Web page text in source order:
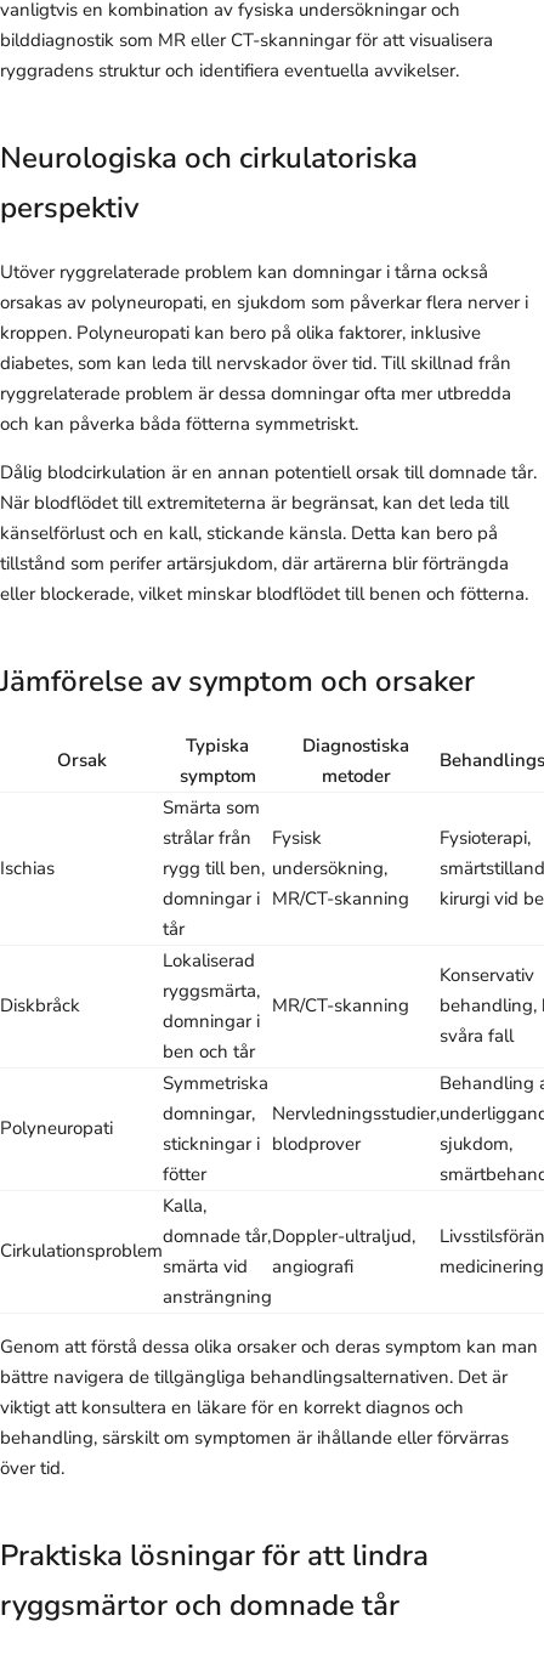
vanligtvis en kombination av fysiska undersökningar och
bilddiagnostik som MR eller CT-skanningar för att visualisera
ryggradens struktur och identifiera eventuella avvikelser.
Neurologiska och cirkulatoriska
perspektiv
Utöver ryggrelaterade problem kan domningar i tårna också
orsakas av polyneuropati, en sjukdom som påverkar flera nerver i
kroppen. Polyneuropati kan bero på olika faktorer, inklusive
diabetes, som kan leda till nervskador över tid. Till skillnad från
ryggrelaterade problem är dessa domningar ofta mer utbredda
och kan påverka båda fötterna symmetriskt.
Dålig blodcirkulation är en annan potentiell orsak till domnade tår.
När blodflödet till extremiteterna är begränsat, kan det leda till
känselförlust och en kall, stickande känsla. Detta kan bero på
tillstånd som perifer artärsjukdom, där artärerna blir förträngda
eller blockerade, vilket minskar blodflödet till benen och fötterna.
Jämförelse av symptom och orsaker
Orsak
Typiska
symptom
Diagnostiska
metoder
Ischias
Smärta som
strålar från
rygg till ben,
domningar i
tår
Fysisk
undersökning,
MR/CT-skanning
Fysioterapi,
kirurgi vid
Diskbråck
Lokaliserad
ryggsmärta,
domningar i
ben och tår
MR/CT-skanning
Konservativ
behandling,
svåra fall
Polyneuropati
Symmetriska
domningar,
stickningar i
fötter
Nervledningsstudier,
blodprover
Behandling
sjukdom,
Cirkulationsproblem
Kalla,
domnade tår,
smärta vid
ansträngning
Doppler-ultraljud,
angiografi
Genom att förstå dessa olika orsaker och deras symptom kan man
bättre navigera de tillgängliga behandlingsalternativen. Det är
viktigt att konsultera en läkare för en korrekt diagnos och
behandling, särskilt om symptomen är ihållande eller förvärras
över tid.
Praktiska lösningar för att lindra
ryggsmärtor och domnade tår